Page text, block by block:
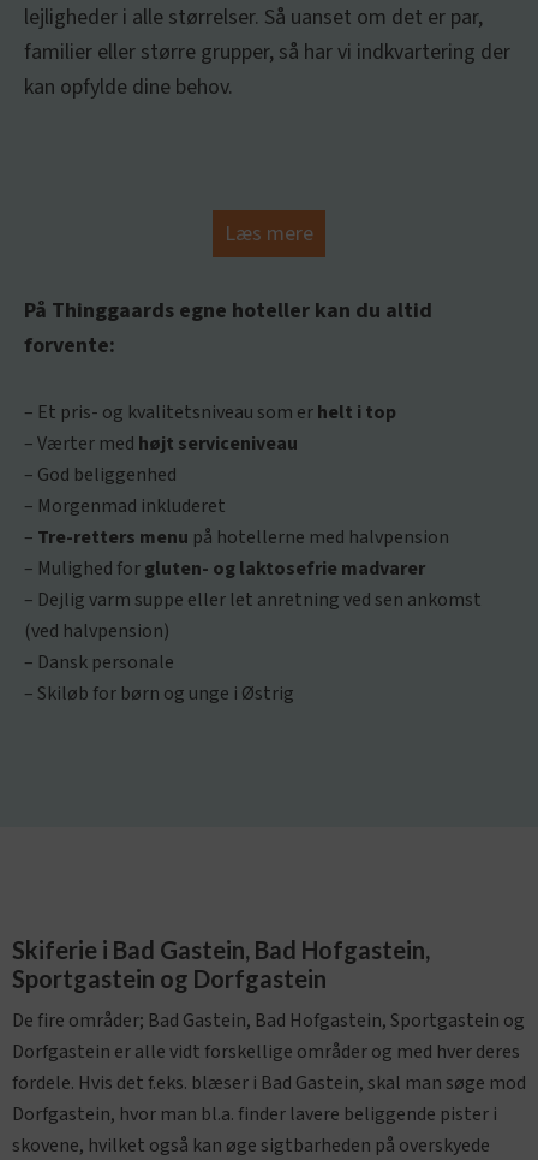
lejligheder i alle størrelser. Så uanset om det er par,
familier eller større grupper, så har vi indkvartering der
kan opfylde dine behov.
Læs mere
På Thinggaards egne hoteller kan du altid
forvente:
– Et pris- og kvalitetsniveau som erhelt i top
– Værter med højt serviceniveau
– God beliggenhed
– Morgenmad inkluderet
– Tre-retters menu på hotellerne med halvpension
– Mulighed forgluten- og laktosefrie madvarer
– Dejlig varm suppe eller let anretning ved sen ankomst
(ved halvpension)
– Dansk personale
– Skiløb for børn og unge i Østrig
Skiferie i Bad Gastein, Bad Hofgastein,
Sportgastein og Dorfgastein
De fire områder; Bad Gastein, Bad Hofgastein, Sportgastein og
Dorfgastein er alle vidt forskellige områder og med hver deres
fordele. Hvis det f.eks. blæser i Bad Gastein, skal man søge mod
Dorfgastein, hvor man bl.a. finder lavere beliggende pister i
skovene, hvilket også kan øge sigtbarheden på overskyede